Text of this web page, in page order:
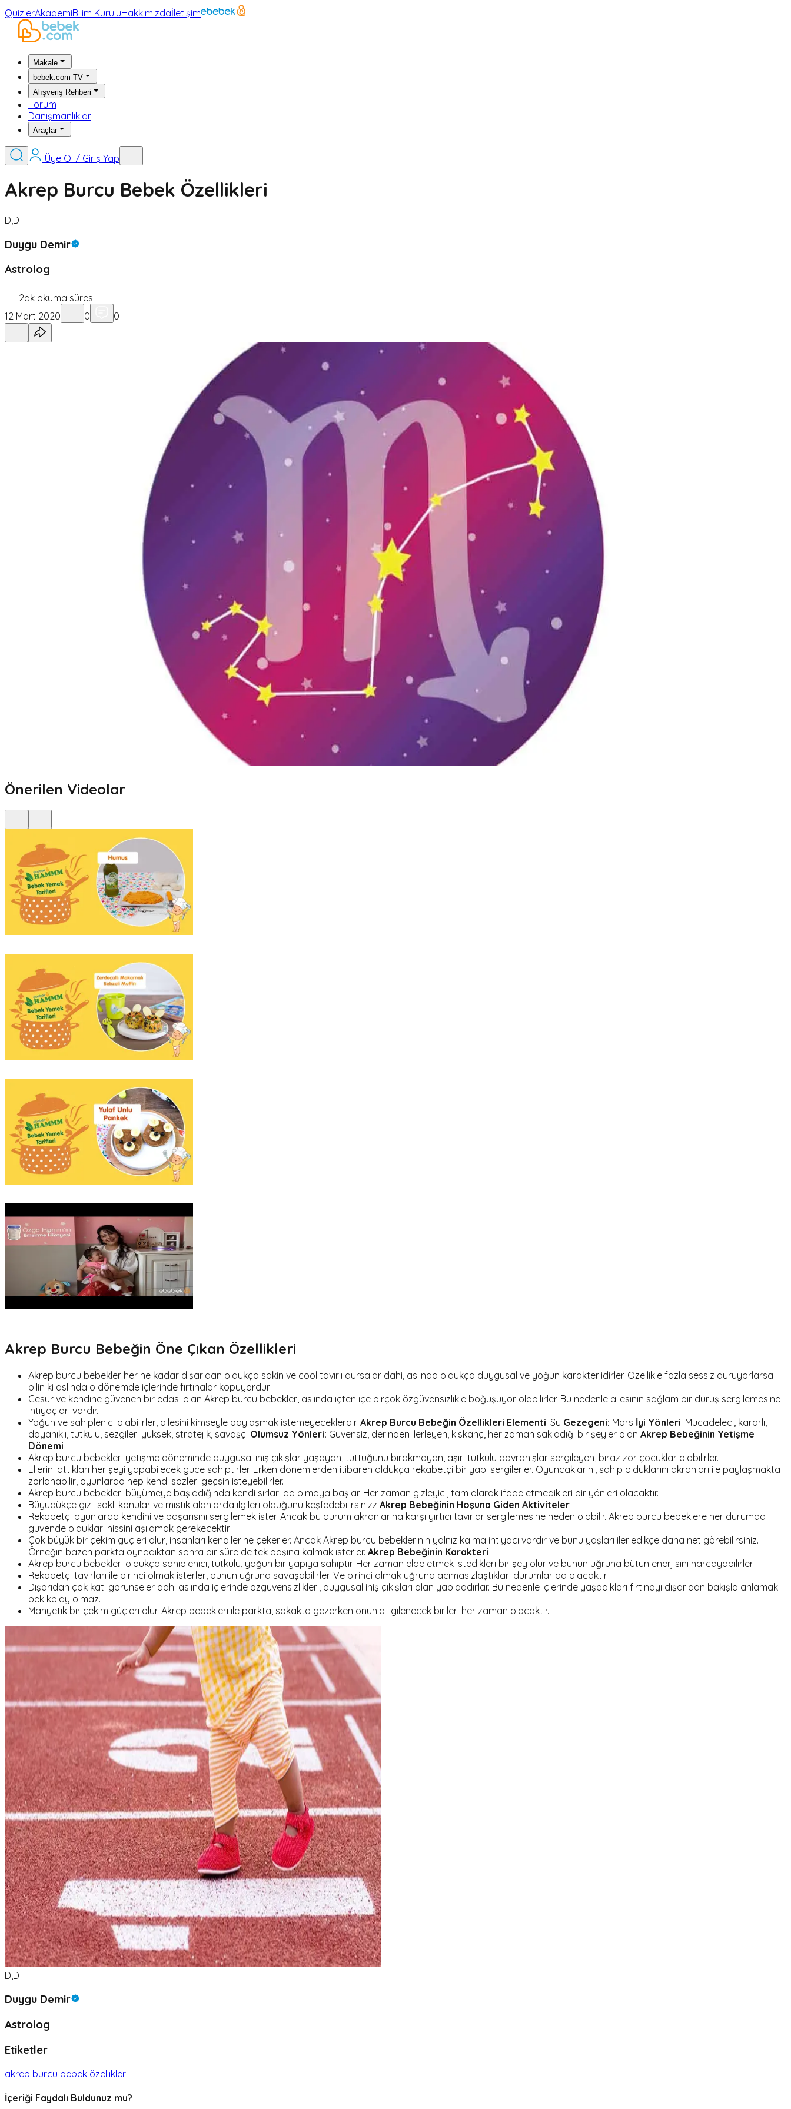
QuizlerAkademiBilim KuruluHakkımızdaİletişim
Makale
bebek.com TV
Alışveriş Rehberi
Forum
Danışmanlıklar
Araçlar
Üye Ol / Giriş Yap
Akrep Burcu Bebek Özellikleri
D,D
Duygu Demir
Astrolog
2dk okuma süresi
12 Mart 2020
0 0
Önerilen Videolar
Akrep Burcu Bebeğin Öne Çıkan Özellikleri
Akrep burcu bebekler her ne kadar dışarıdan oldukça sakin ve cool tavırlı dursalar dahi, aslında oldukça duygusal ve yoğun karakterlidirler. Özellikle fazla sessiz duruyorlarsa
bilin ki aslında o dönemde içlerinde fırtınalar kopuyordur!
Cesur ve kendine güvenen bir edası olan Akrep burcu bebekler, aslında içten içe birçok özgüvensizlikle boğuşuyor olabilirler. Bu nedenle ailesinin sağlam bir duruş sergilemesine
ihtiyaçları vardır.
Yoğun ve sahiplenici olabilirler, ailesini kimseyle paylaşmak istemeyeceklerdir. Akrep Burcu Bebeğin Özellikleri Elementi: Su Gezegeni: Mars İyi Yönleri: Mücadeleci, kararlı,
dayanıklı, tutkulu, sezgileri yüksek, stratejik, savaşçı Olumsuz Yönleri: Güvensiz, derinden ilerleyen, kıskanç, her zaman sakladığı bir şeyler olan Akrep Bebeğinin Yetişme
Dönemi
Akrep burcu bebekleri yetişme döneminde duygusal iniş çıkışlar yaşayan, tuttuğunu bırakmayan, aşırı tutkulu davranışlar sergileyen, biraz zor çocuklar olabilirler.
Ellerini attıkları her şeyi yapabilecek güce sahiptirler. Erken dönemlerden itibaren oldukça rekabetçi bir yapı sergilerler. Oyuncaklarını, sahip olduklarını akranları ile paylaşmakta
zorlanabilir, oyunlarda hep kendi sözleri geçsin isteyebilirler.
Akrep burcu bebekleri büyümeye başladığında kendi sırları da olmaya başlar. Her zaman gizleyici, tam olarak ifade etmedikleri bir yönleri olacaktır.
Büyüdükçe gizli saklı konular ve mistik alanlarda ilgileri olduğunu keşfedebilirsinizz Akrep Bebeğinin Hoşuna Giden Aktiviteler
Rekabetçi oyunlarda kendini ve başarısını sergilemek ister. Ancak bu durum akranlarına karşı yırtıcı tavırlar sergilemesine neden olabilir. Akrep burcu bebeklere her durumda
güvende oldukları hissini aşılamak gerekecektir.
Çok büyük bir çekim güçleri olur, insanları kendilerine çekerler. Ancak Akrep burcu bebeklerinin yalnız kalma ihtiyacı vardır ve bunu yaşları ilerledikçe daha net görebilirsiniz.
Örneğin bazen parkta oynadıktan sonra bir süre de tek başına kalmak isterler. Akrep Bebeğinin Karakteri
Akrep burcu bebekleri oldukça sahiplenici, tutkulu, yoğun bir yapıya sahiptir. Her zaman elde etmek istedikleri bir şey olur ve bunun uğruna bütün enerjisini harcayabilirler.
Rekabetçi tavırları ile birinci olmak isterler, bunun uğruna savaşabilirler. Ve birinci olmak uğruna acımasızlaştıkları durumlar da olacaktır.
Dışarıdan çok katı görünseler dahi aslında içlerinde özgüvensizlikleri, duygusal iniş çıkışları olan yapıdadırlar. Bu nedenle içlerinde yaşadıkları fırtınayı dışarıdan bakışla anlamak
pek kolay olmaz.
Manyetik bir çekim güçleri olur. Akrep bebekleri ile parkta, sokakta gezerken onunla ilgilenecek birileri her zaman olacaktır.
D,D
Duygu Demir
Astrolog
Etiketler
akrep burcu bebek özellikleri
İçeriği Faydalı Buldunuz mu?